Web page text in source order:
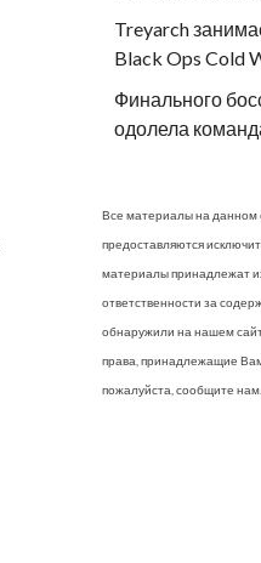
Treyarch
Black Ops Cold
Финального
одолела
Все материалы на данном
предоставляются
материалы принадлежат
ответственности за
обнаружили на нашем
права, принадлежащие
пожалуйста, сообщите нам.